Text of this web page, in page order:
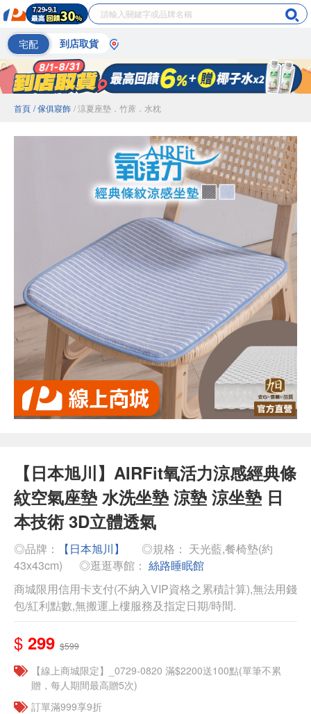
宅配 到店取貨
首頁 / 傢俱寢飾 / 涼夏座墊．竹蓆．水枕
【日本旭川】AIRFit氧活力涼感經典條
紋空氣座墊 水洗坐墊 涼墊 涼坐墊 日
本技術 3D立體透氣
◎品牌： 【日本旭川】
◎規格： 天光藍,餐椅墊(約
43x43cm)
◎逛逛專館： 絲路睡眠館
商城限用信用卡支付(不納入VIP資格之累積計算),無法用錢
包/紅利點數,無搬運上樓服務及指定日期/時間.
$ 299 $599
【線上商城限定】_0729-0820 滿$2200送100點(單筆不累
贈，每人期間最高贈5次)
訂單滿999享9折